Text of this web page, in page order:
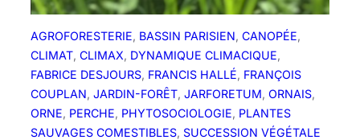
:
AGROFORESTERIE, BASSIN PARISIEN, CANOPÉE
CLIMAT, CLIMAX, DYNAMIQUE CLIMACIQUE
FABRICE DESJOURS, FRANCIS HALLÉ, FRANÇOIS
COUPLAN, JARDIN-FORÊT, JARFORETUM, ORNAIS
ORNE, PERCHE, PHYTOSOCIOLOGIE, PLANTES
SAUVAGES COMESTIBLES, SUCCESSION VÉGÉTALE